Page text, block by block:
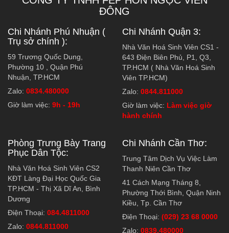
ĐÔNG
Chi Nhánh Phú Nhuận (
Trụ sở chính ):
59 Trương Quốc Dung,
Phường 10 , Quận Phú
Nhuận, TP.HCM
Zalo: 0834.480000
Giờ làm việc: 9h - 19h
Chi Nhánh Quận 3:
Nhà Văn Hoá Sinh Viên CS1 -
643 Điện Biên Phủ, P1, Q3,
TP.HCM ( Nhà Văn Hoá Sinh
Viên TP.HCM)
Zalo: 0844.811000
Giờ làm việc: Làm việc giờ
hành chính
Phòng Trưng Bày Trang
Phục Dân Tộc:
Nhà Văn Hoá Sinh Viên CS2
KĐT Làng Đại Học Quốc Gia
TP.HCM - Thị Xã Dĩ An, Bình
Dương
Điện Thoại: 084.4811000
Zalo: 0844.811000
Chi Nhánh Cần Thơ:
Trung Tâm Dịch Vụ Việc Làm
Thanh Niên Cần Thơ
41 Cách Mạng Tháng 8,
Phường Thới Bình, Quận Ninh
Kiều, Tp. Cần Thơ
Điện Thoại: (029) 23 68 0000
Zalo: 0839.480000